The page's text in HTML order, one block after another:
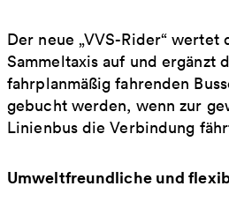
Der neue „VVS-Rider“
Sammeltaxis auf und ergänzt
fahrplanmäßig fahrenden
gebucht werden, wenn zur
Linienbus die Verbindung
Umweltfreundliche und